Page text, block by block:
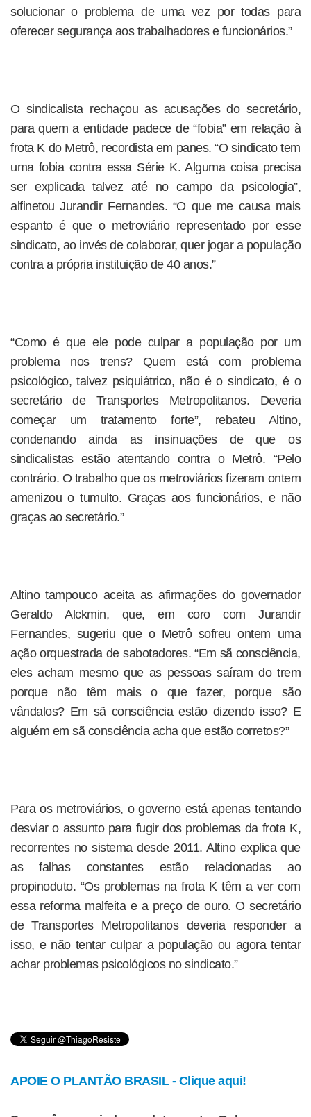
solucionar o problema de uma vez por todas para
oferecer segurança aos trabalhadores e funcionários.”
O sindicalista rechaçou as acusações do secretário,
para quem a entidade padece de “fobia” em relação à
frota K do Metrô, recordista em panes. “O sindicato tem
uma fobia contra essa Série K. Alguma coisa precisa
ser explicada talvez até no campo da psicologia”,
alfinetou Jurandir Fernandes. “O que me causa mais
espanto é que o metroviário representado por esse
sindicato, ao invés de colaborar, quer jogar a população
contra a própria instituição de 40 anos.”
“Como é que ele pode culpar a população por um
problema nos trens? Quem está com problema
psicológico, talvez psiquiátrico, não é o sindicato, é o
secretário de Transportes Metropolitanos. Deveria
começar um tratamento forte”, rebateu Altino,
condenando ainda as insinuações de que os
sindicalistas estão atentando contra o Metrô. “Pelo
contrário. O trabalho que os metroviários fizeram ontem
amenizou o tumulto. Graças aos funcionários, e não
graças ao secretário.”
Altino tampouco aceita as afirmações do governador
Geraldo Alckmin, que, em coro com Jurandir
Fernandes, sugeriu que o Metrô sofreu ontem uma
ação orquestrada de sabotadores. “Em sã consciência,
eles acham mesmo que as pessoas saíram do trem
porque não têm mais o que fazer, porque são
vândalos? Em sã consciência estão dizendo isso? E
alguém em sã consciência acha que estão corretos?”
Para os metroviários, o governo está apenas tentando
desviar o assunto para fugir dos problemas da frota K,
recorrentes no sistema desde 2011. Altino explica que
as falhas constantes estão relacionadas ao
propinoduto. “Os problemas na frota K têm a ver com
essa reforma malfeita e a preço de ouro. O secretário
de Transportes Metropolitanos deveria responder a
isso, e não tentar culpar a população ou agora tentar
achar problemas psicológicos no sindicato.”
APOIE O PLANTÃO BRASIL - Clique aqui!